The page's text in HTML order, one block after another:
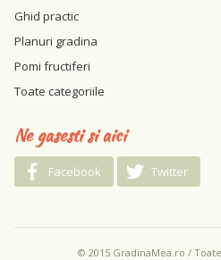
Ghid practic
Planuri gradina
Pomi fructiferi
Toate categoriile
Ne gasesti si aici
Facebook Twitter
© 2015 GradinaMea.ro /